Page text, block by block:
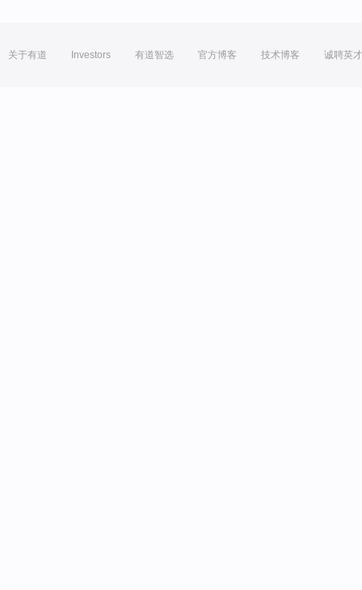
关于有道 Investors 有道智选 官方博客 技术博客 诚聘英才